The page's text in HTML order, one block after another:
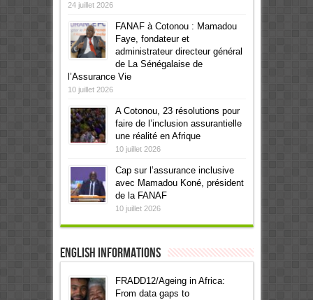
24 juillet 2026
FANAF à Cotonou : Mamadou
Faye, fondateur et
administrateur directeur général
de La Sénégalaise de
l’Assurance Vie
10 juillet 2026
A Cotonou, 23 résolutions pour
faire de l’inclusion assurantielle
une réalité en Afrique
10 juillet 2026
Cap sur l’assurance inclusive
avec Mamadou Koné, président
de la FANAF
10 juillet 2026
English informations
FRADD12/Ageing in Africa:
From data gaps to